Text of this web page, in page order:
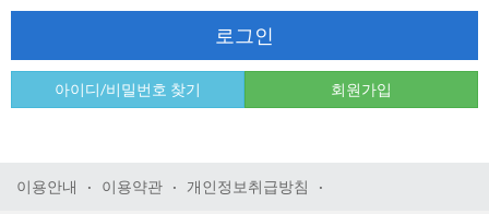
로그인
아이디/비밀번호 찾기 회원가입
이용안내 · 이용약관 · 개인정보취급방침 ·